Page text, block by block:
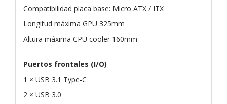
Compatibilidad placa base: Micro ATX / ITX
Longitud máxima GPU 325mm
Altura máxima CPU cooler 160mm
Puertos frontales (I/O)
1 × USB 3.1 Type-C
2 × USB 3.0